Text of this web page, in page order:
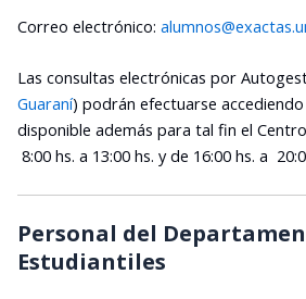
Correo electrónico:
Las consultas electrónicas por
Guaraní) podrán efectuarse
disponible además para tal fin el
8:00 hs. a 13:00 hs. y de 16:00 hs. a
Personal del
Estudiantiles